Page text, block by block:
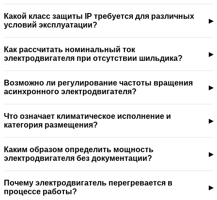
Какой класс защиты IP требуется для различных
условий эксплуатации?
Как рассчитать номинальный ток
электродвигателя при отсутствии шильдика?
Возможно ли регулирование частоты вращения
асинхронного электродвигателя?
Что означает климатическое исполнение и
категория размещения?
Каким образом определить мощность
электродвигателя без документации?
Почему электродвигатель перегревается в
процессе работы?